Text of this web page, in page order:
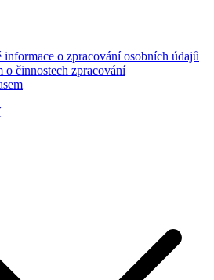
informace o zpracování osobních údajů
o činnostech zpracování